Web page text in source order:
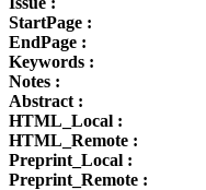
StartPage :
EndPage :
Keywords :
Notes :
Abstract :
HTML_Local :
HTML_Remote :
Preprint_Local :
Preprint_Remote :